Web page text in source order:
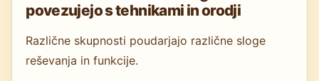
povezujejo s tehnikami in orodji
Različne skupnosti poudarjajo različne sloge
reševanja in funkcije.